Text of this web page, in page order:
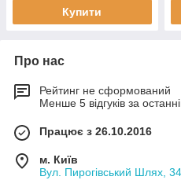
Купити
Про нас
Рейтинг не сформований
Менше 5 відгуків за
Працює з 26.10.2016
м. Київ
Вул. Пирогівський Шлях,